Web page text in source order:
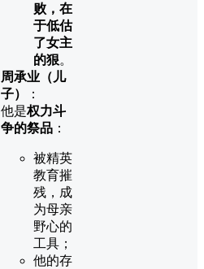
败，在
于低估
了女主
的狠。
周承业（儿
子）
：
他是权力斗
争的祭品 ：
被精英
教育摧
残，成
为母亲
野心的
工具；
他的存